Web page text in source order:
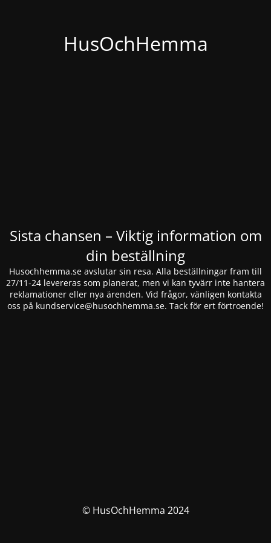
HusOchHemma
Sista chansen – Viktig information om
din beställning
Husochhemma.se avslutar sin resa. Alla beställningar fram till
27/11-24 levereras som planerat, men vi kan tyvärr inte hantera
reklamationer eller nya ärenden. Vid frågor, vänligen kontakta
oss på kundservice@husochhemma.se. Tack för ert förtroende!
© HusOchHemma 2024